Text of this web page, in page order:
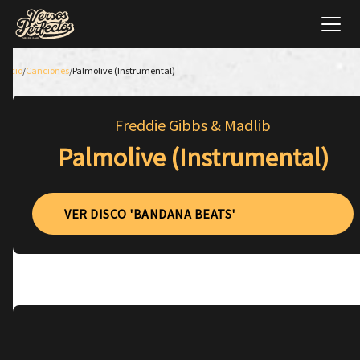
Inicio/Canciones/Palmolive (Instrumental)
Freddie Gibbs & Madlib
Palmolive (Instrumental)
VER DISCO 'BANDANA BEATS'